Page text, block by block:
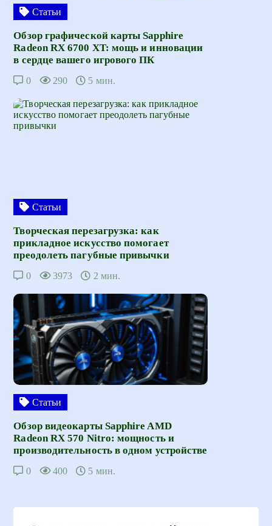
Статьи
Обзор графической карты Sapphire
Radeon RX 6700 XT: мощь и инновации
в сердце вашего игрового ПК
0 290 5 мин.
Статьи
Творческая перезагрузка: как
прикладное искусство помогает
преодолеть пагубные привычки
0 3973 2 мин.
Статьи
Обзор видеокарты Sapphire AMD
Radeon RX 570 Nitro: мощность и
производительность в одном устройстве
0 400 5 мин.